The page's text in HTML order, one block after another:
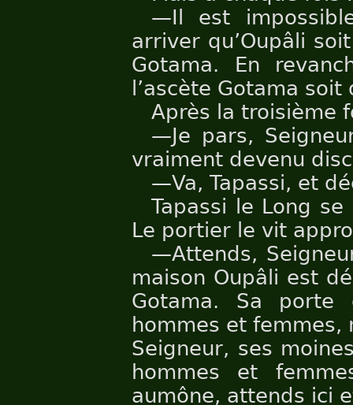
—Il est
arriver qu’Oupâli
Gotama. En
l’ascète Gotama
Après la troisième
—Je pars,
vraiment devenu
—Va, Tapassi, et
Tapassi le Long
Le portier le vit
—Attends,
maison Oupâli est
Gotama. Sa porte
hommes et
Seigneur, ses
hommes et
aumône, attends ici